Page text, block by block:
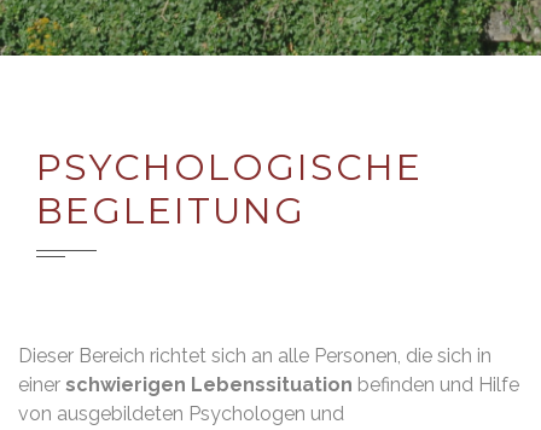
PSYCHOLOGISCHE
BEGLEITUNG
Dieser Bereich richtet sich an alle Personen, die sich in
einer schwierigen Lebenssituation befinden und Hilfe
von ausgebildeten Psychologen und